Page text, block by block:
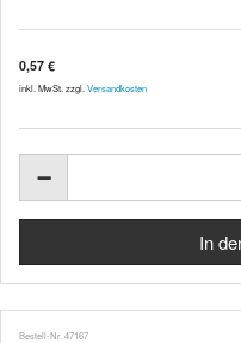
0,57 €
inkl. MwSt. zzgl. Versandkosten
Bestell-Nr. 47167